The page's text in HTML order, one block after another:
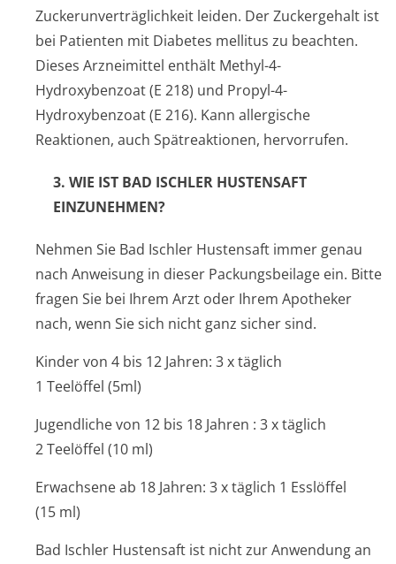
Zuckerunverträglichke­it leiden. Der Zuckergehalt ist
bei Patienten mit Diabetes mellitus zu beachten.
Dieses Arzneimittel enthält Methyl-4-
Hydroxybenzoat (E 218) und Propyl-4-
Hydroxybenzoat (E 216). Kann allergische
Reaktionen, auch Spätreaktionen, hervorrufen.
3. WIE IST BAD ISCHLER HUSTENSAFT
EINZUNEHMEN?
Nehmen Sie Bad Ischler Hustensaft immer genau
nach Anweisung in dieser Packungsbeilage ein. Bitte
fragen Sie bei Ihrem Arzt oder Ihrem Apotheker
nach, wenn Sie sich nicht ganz sicher sind.
Kinder von 4 bis 12 Jahren: 3 x täglich
1 Teelöffel (5ml)
Jugendliche von 12 bis 18 Jahren : 3 x täglich
2 Teelöffel (10 ml)
Erwachsene ab 18 Jahren: 3 x täglich 1 Esslöffel
(15 ml)
Bad Ischler Hustensaft ist nicht zur Anwendung an